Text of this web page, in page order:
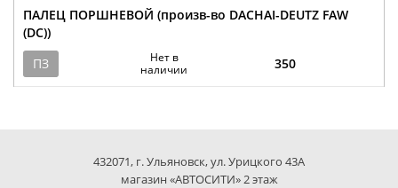
ПАЛЕЦ ПОРШНЕВОЙ (произв-во DACHAI-DEUTZ FAW
(DC))
ПЗ
Нет в
наличии
350
432071, г. Ульяновск, ул. Урицкого 43А
магазин «АВТОСИТИ» 2 этаж